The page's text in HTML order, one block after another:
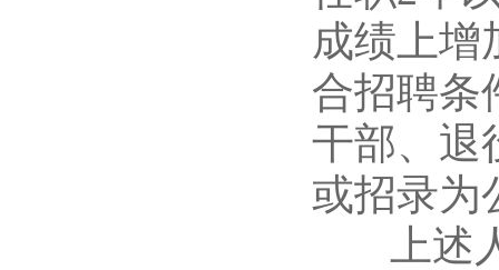
成绩上增
合招聘条
干部、退
或招录为
上述人